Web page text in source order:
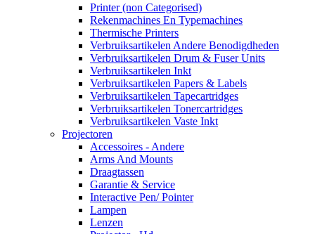
Printer (non Categorised)
Rekenmachines En Typemachines
Thermische Printers
Verbruiksartikelen Andere Benodigdheden
Verbruiksartikelen Drum & Fuser Units
Verbruiksartikelen Inkt
Verbruiksartikelen Papers & Labels
Verbruiksartikelen Tapecartridges
Verbruiksartikelen Tonercartridges
Verbruiksartikelen Vaste Inkt
Projectoren
Accessoires - Andere
Arms And Mounts
Draagtassen
Garantie & Service
Interactive Pen/ Pointer
Lampen
Lenzen